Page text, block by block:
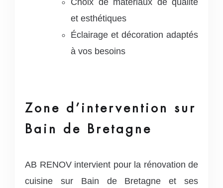
et esthétiques
Éclairage et décoration adaptés
à vos besoins
Zone d’intervention sur
Bain de Bretagne
AB RENOV intervient pour la rénovation de
cuisine sur Bain de Bretagne et ses